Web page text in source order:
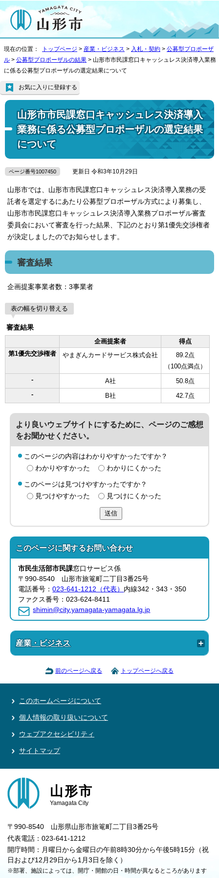
現在の位置： トップページ > 産業・ビジネス > 入札・契約 > 公募型プロポーザ
ル > 公募型プロポーザルの結果 > 山形市市民課窓口キャッシュレス決済導入業務
に係る公募型プロポーザルの選定結果について
山形市市民課窓口キャッシュレス決済導入
業務に係る公募型プロポーザルの選定結果
について
お気に入りに登録する
ページ番号1007450 更新日 令和3年10月29日
山形市では、山形市市民課窓口キャッシュレス決済導入業務の受
託者を選定するにあたり公募型プロポーザル方式により募集し、
山形市市民課窓口キャッシュレス決済導入業務プロポーザル審査
委員会において審査を行った結果、下記のとおり第1優先交渉権者
が決定しましたのでお知らせします。
審査結果
企画提案事業者数：3事業者
表の幅を切り替える
審査結果
企画提案者
得点
第1優先交渉権者
やまぎんカードサービス株式会社
89.2点
（100点満点）
-
A社
50.8点
-
B社 42.7点
より良いウェブサイトにするために、ページのご感想
をお聞かせください。
このページの内容はわかりやすかったですか？
わかりやすかった
わかりにくかった
このページは見つけやすかったですか？
見つけやすかった
見つけにくかった
送信
このページに関するお問い合わせ
市民生活部市民課窓口サービス係
〒990-8540 山形市旅篭町二丁目3番25号
電話番号：023-641-1212（代表） 内線342・343・350
ファクス番号：023-624-8411
shimin@city.yamagata-yamagata.lg.jp
産業・ビジネス
前のページへ戻る トップページへ戻る
このホームページについて
個人情報の取り扱いについて
ウェブアクセシビリティ
サイトマップ
山形市
Yamagata City
〒990-8540 山形県山形市旅篭町二丁目3番25号
代表電話：023-641-1212
開庁時間：月曜日から金曜日の午前8時30分から午後5時15分（祝
日および12月29日から1月3日を除く）
※部署、施設によっては、開庁・開館の日・時間が異なるところがあります